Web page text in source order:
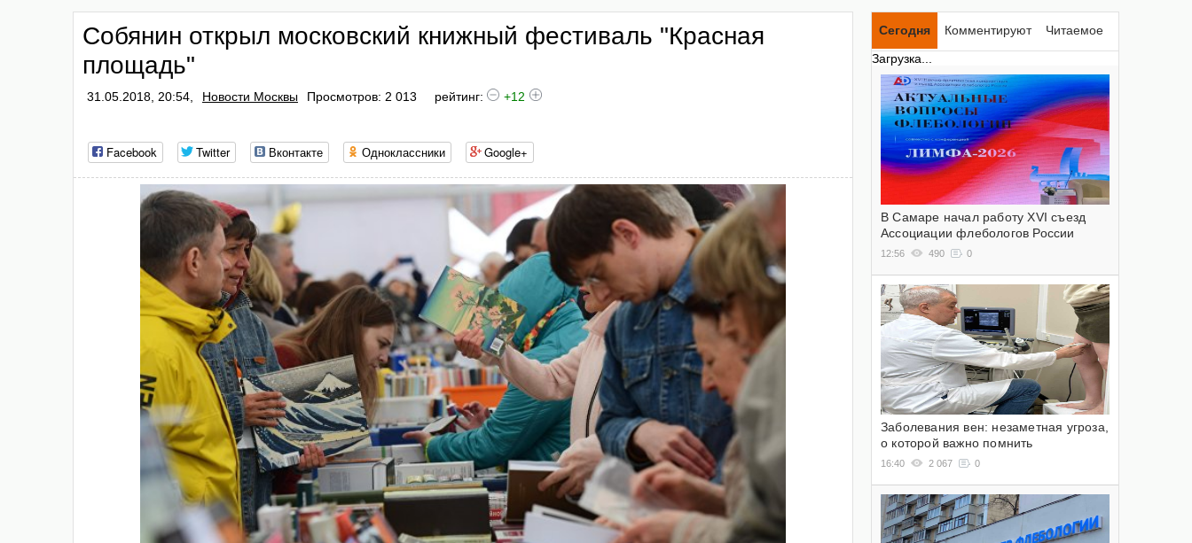
Собянин открыл московский книжный фестиваль "Красная
площадь"
31.05.2018, 20:54, Новости Москвы Просмотров: 2 013 рейтинг: +12
Facebook Twitter Вконтакте Одноклассники Google+
Сегодня Комментируют
Читаемое
Загрузка...
В Самаре начал работу XVI съезд
Ассоциации флебологов России
12:56 490 0
Заболевания вен: незаметная угроза,
о которой важно помнить
16:40 2 067 0